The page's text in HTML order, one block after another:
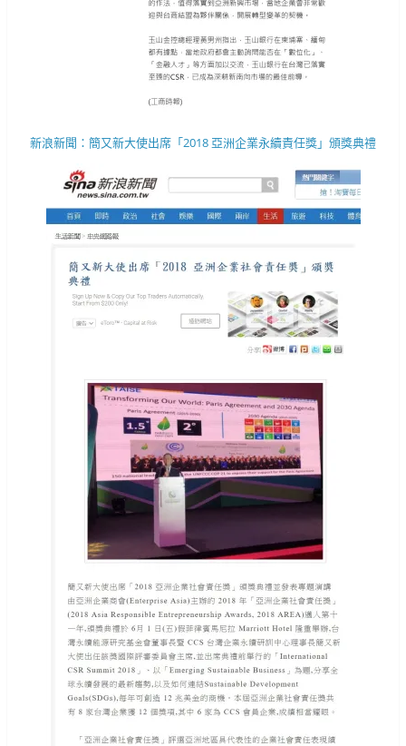
新浪新聞：簡又新大使出席「2018 亞洲企業永續責任獎」頒獎典禮